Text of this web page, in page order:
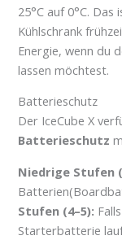
25°C auf 0°C.
Kühlschrank
Energie, wenn du
lassen möchtest.
Batterieschutz
Der IceCube X
Batterieschutz
Niedrige Stufen
Stufen (4–5):
Starterbatterie